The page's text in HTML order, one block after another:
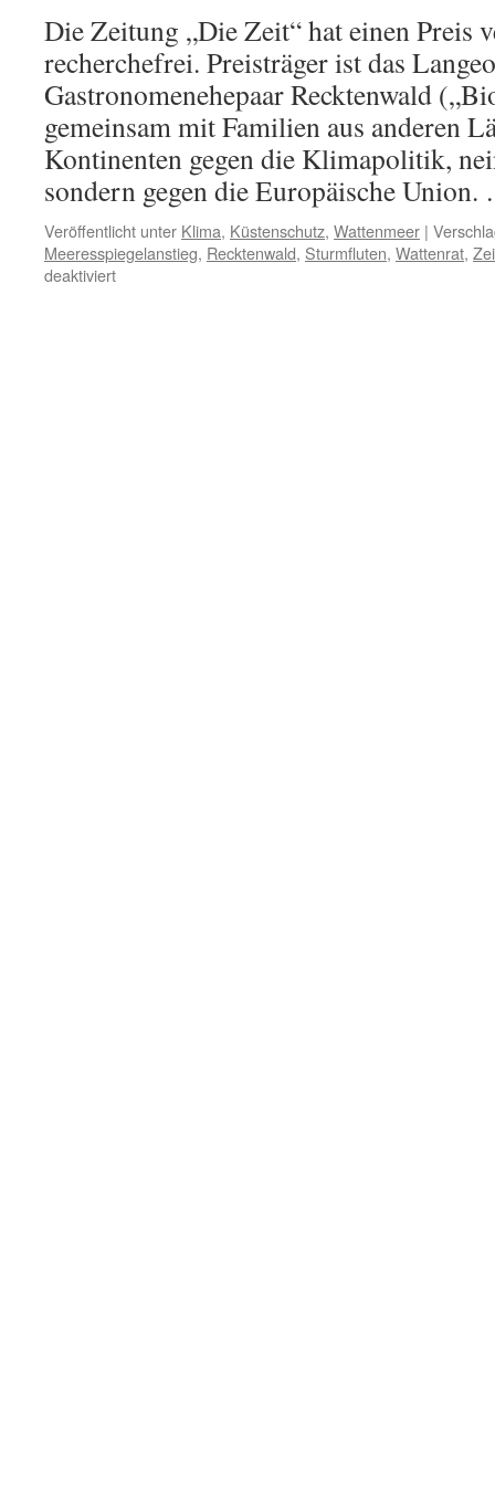
Die Zeitung „Die Zeit“ hat einen Preis
recherchefrei. Preisträger ist das
Gastronomenehepaar Recktenwald
gemeinsam mit Familien aus anderen
Kontinenten gegen die Klimapolitik,
sondern gegen die Europäische
Veröffentlicht unter Klima, Küstenschutz, Wattenmeer |
Meeresspiegelanstieg, Recktenwald, Sturmfluten, Wattenrat,
deaktiviertfür